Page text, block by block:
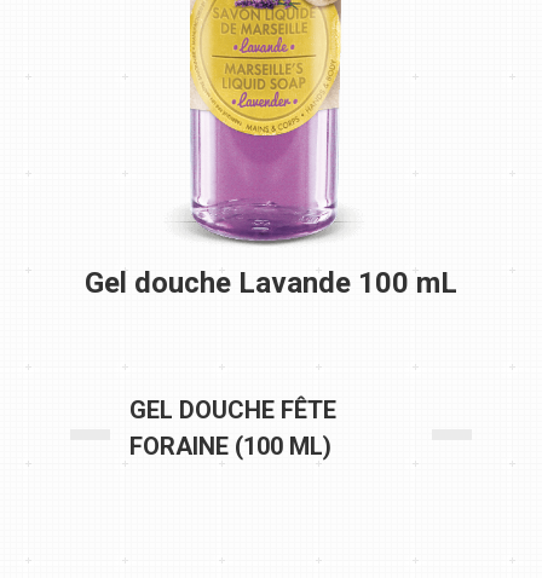
Gel douche Lavande 100 mL
GEL DOUCHE FÊTE
FORAINE (100 ML)